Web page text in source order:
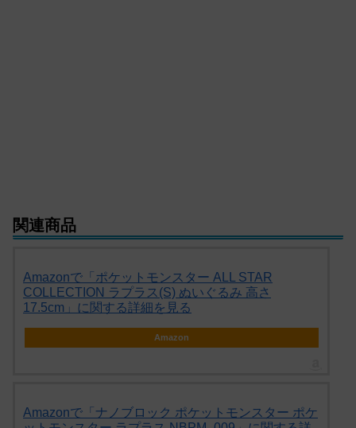
関連商品
Amazonで「ポケットモンスター ALL STAR
COLLECTION ラプラス(S) ぬいぐるみ 高さ
17.5cm」に関する詳細を見る
Amazon
Amazonで「ナノブロック ポケットモンスター ポケ